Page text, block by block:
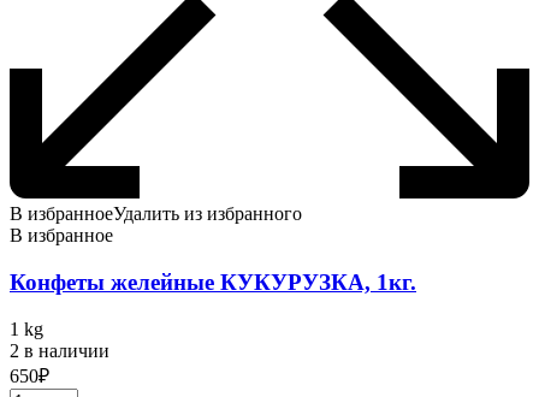
В избранноеУдалить из избранного
В избранное
Конфеты желейные КУКУРУЗКА, 1кг.
1 kg
2 в наличии
650₽